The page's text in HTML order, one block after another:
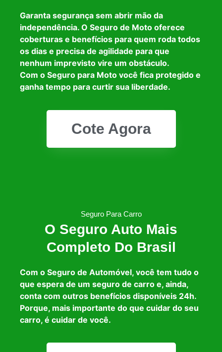
Garanta segurança sem abrir mão da
independência. O Seguro de Moto oferece
coberturas e benefícios para quem roda todos
os dias e precisa de agilidade para que
nenhum imprevisto vire um obstáculo.
Com o Seguro para Moto você fica protegido e
ganha tempo para curtir sua liberdade.
Cote Agora
Seguro Para Carro
O Seguro Auto Mais
Completo Do Brasil
Com o Seguro de Automóvel, você tem tudo o
que espera de um seguro de carro e, ainda,
conta com outros benefícios disponíveis 24h.
Porque, mais importante do que cuidar do seu
carro, é cuidar de você.